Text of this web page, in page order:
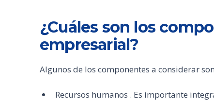
¿Cuáles son los
empresarial?
Algunos de los componentes a considerar
Recursos humanos . Es importante